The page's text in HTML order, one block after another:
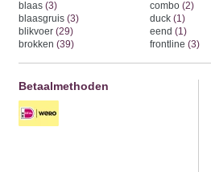
blaas (3)
blaasgruis (3)
blikvoer (29)
brokken (39)
combo (2)
duck (1)
eend (1)
frontline (3)
Betaalmethoden